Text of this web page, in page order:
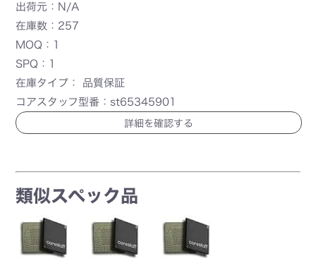
出荷元：N/A
在庫数：257
MOQ：1
SPQ：1
在庫タイプ： 品質保証
コアスタッフ型番：st65345901
詳細を確認する
類似スペック品